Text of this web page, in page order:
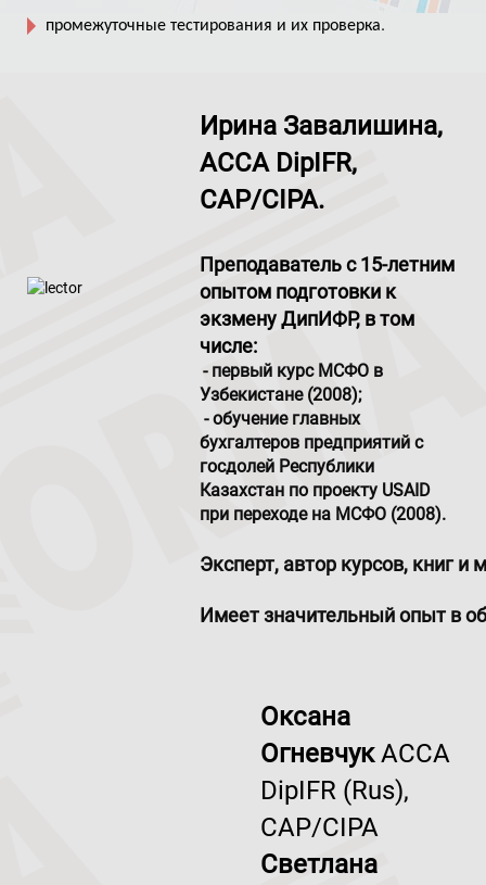
промежуточные тестирования и их проверка.
Ирина Завалишина,
ACCA DipIFR,
CAP/CIPA.
Преподаватель с 15-летним
опытом подготовки к
экзмену ДипИФР, в том
числе:
- первый курс МСФО в
Узбекистане (2008);
- обучение главных
бухгалтеров предприятий с
госдолей Республики
Казахстан по проекту USAID
при переходе на МСФО (2008).
Эксперт, автор курсов, книг
Имеет значительный опыт в
Оксана
ОгневчукACCA
DipIFR (Rus),
CAP/CIPA
Светлана